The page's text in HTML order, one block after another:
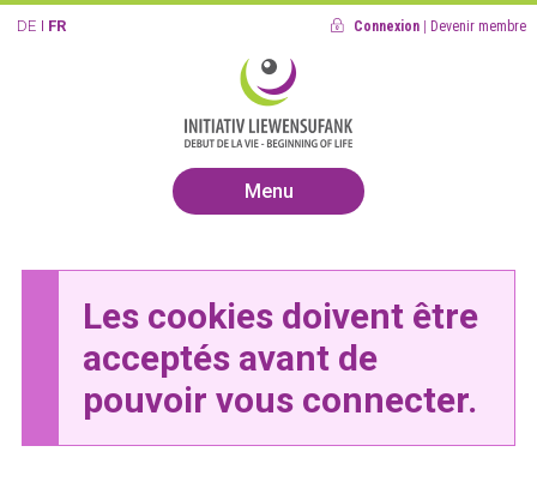
DE FR Connexion Devenir membre
Menu
Les cookies doivent être
acceptés avant de
pouvoir vous connecter.